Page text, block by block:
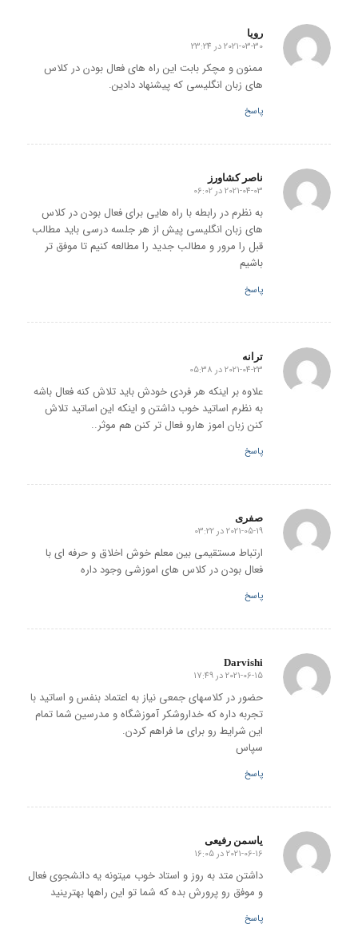
رویا
گفته:
2021-03-30 در 23:24
ممنون و مچکر بابت این راه های فعال بودن در کلاس
های زبان انگلیسی که پیشنهاد دادین.
پاسخ
ناصر کشاورز
گفته:
2021-04-03 در 06:02
به نظرم در رابطه با راه هایی برای فعال بودن در کلاس
های زبان انگلیسی پیش از هر جلسه درسی باید مطالب
قبل را مرور و مطالب جدید را مطالعه کنیم تا موفق تر
باشیم
پاسخ
ترانه
گفته:
2021-04-23 در 05:38
علاوه بر اینکه هر فردی خودش باید تلاش کنه فعال باشه
به نظرم اساتید خوب داشتن و اینکه این اساتید تلاش
کنن زبان اموز هارو فعال تر کنن هم موثر..
پاسخ
صفری
گفته:
2021-05-19 در 03:22
ارتباط مستقیمی بین معلم خوش اخلاق و حرفه ای با
فعال بودن در کلاس های اموزشی وجود داره
پاسخ
Darvishi
گفته:
2021-06-15 در 17:49
حضور در کلاسهای جمعی نیاز به اعتماد بنفس و اساتید با
تجربه داره که خداروشکر آموزشگاه و مدرسین شما تمام
این شرایط رو برای ما فراهم کردن.
سپاس
پاسخ
یاسمن رفیعی
گفته:
2021-06-16 در 16:05
داشتن متد به روز و استاد خوب میتونه یه دانشجوی فعال
و موفق رو پرورش بده که شما تو این راهها بهترینید
پاسخ